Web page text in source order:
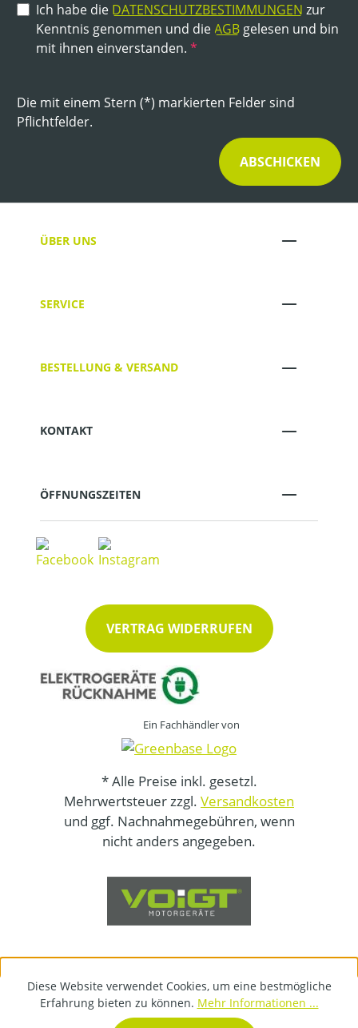
Ich habe die DATENSCHUTZBESTIMMUNGEN zur
Kenntnis genommen und die AGB gelesen und bin
mit ihnen einverstanden. *
Die mit einem Stern (*) markierten Felder sind
Pflichtfelder.
ABSCHICKEN
ÜBER UNS
SERVICE
BESTELLUNG & VERSAND
KONTAKT
ÖFFNUNGSZEITEN
VERTRAG WIDERRUFEN
Ein Fachhändler von
* Alle Preise inkl. gesetzl.
Mehrwertsteuer zzgl. Versandkosten
und ggf. Nachnahmegebühren, wenn
nicht anders angegeben.
Diese Website verwendet Cookies, um eine bestmögliche
Erfahrung bieten zu können. Mehr Informationen ...